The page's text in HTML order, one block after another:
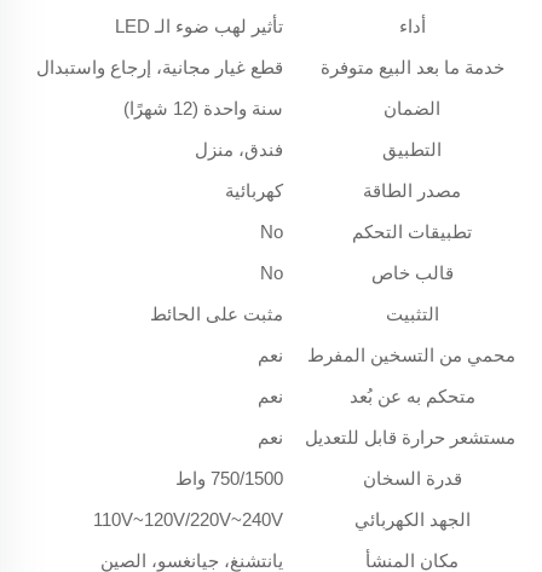
أداء
تأثير لهب ضوء الـ LED
خدمة ما بعد البيع متوفرة
قطع غيار مجانية، إرجاع واستبدال
الضمان
سنة واحدة (12 شهرًا)
التطبيق
فندق، منزل
مصدر الطاقة
كهربائية
تطبيقات التحكم
No
قالب خاص
No
التثبيت
مثبت على الحائط
محمي من التسخين المفرط
نعم
متحكم به عن بُعد
نعم
مستشعر حرارة قابل للتعديل
نعم
قدرة السخان
750/1500 واط
الجهد الكهربائي
110V~120V/220V~240V
مكان المنشأ
يانتشنغ، جيانغسو، الصين